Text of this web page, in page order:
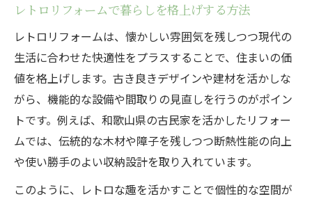
和風住宅の趣を残すリフォームの魅力
和の趣を活かすリフォームのアイデア集
リフォームで和風住宅の良さを引き出す秘
訣
リフォームで古き良き和風空間を守る工夫
伝統美と快適性を両立するリフォーム事例
和風住宅のリフォームで後悔しないための
注意点
レトロリフォームで暮らしを格上げする方法
レトロリフォームは、懐かしい雰囲気を残しつつ現代の
生活に合わせた快適性をプラスすることで、住まいの価
値を格上げします。古き良きデザインや建材を活かしな
がら、機能的な設備や間取りの見直しを行うのがポイン
トです。例えば、和歌山県の古民家を活かしたリフォー
ムでは、伝統的な木材や障子を残しつつ断熱性能の向上
や使い勝手のよい収納設計を取り入れています。
このように、レトロな趣を活かすことで個性的な空間が